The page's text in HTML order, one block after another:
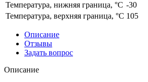
Температура, нижняя граница, °C -30
Температура, верхняя граница, °C 105
Описание
Отзывы
Задать вопрос
Описание